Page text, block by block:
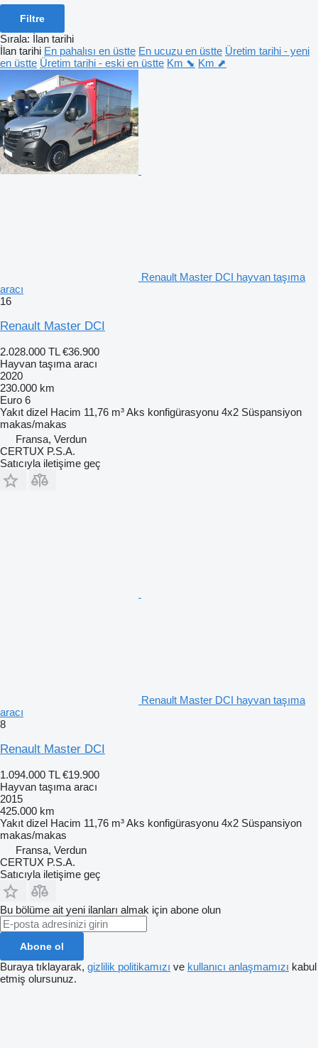
Filtre
Sırala: İlan tarihi
İlan tarihi En pahalısı en üstte En ucuzu en üstte Üretim tarihi - yeni
en üstte Üretim tarihi - eski en üstte Km ⬊ Km ⬈
Renault Master DCI hayvan taşıma
aracı
16
Renault Master DCI
2.028.000 TL €36.900
Hayvan taşıma aracı
2020
230.000 km
Euro 6
Yakıt dizel Hacim 11,76 m³Aks konfigürasyonu 4x2 Süspansiyon
makas/makas
Fransa, Verdun
CERTUX P.S.A.
Satıcıyla iletişime geç
Renault Master DCI hayvan taşıma
aracı
8
Renault Master DCI
1.094.000 TL €19.900
Hayvan taşıma aracı
2015
425.000 km
Yakıt dizel Hacim 11,76 m³Aks konfigürasyonu 4x2 Süspansiyon
makas/makas
Fransa, Verdun
CERTUX P.S.A.
Satıcıyla iletişime geç
Bu bölüme ait yeni ilanları almak için abone olun
Abone ol
Buraya tıklayarak, gizlilik politikamızı ve kullanıcı anlaşmamızı kabul
etmiş olursunuz.